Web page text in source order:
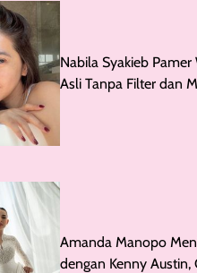
Nabila Syakieb Pamer
Asli Tanpa Filter dan
Amanda Manopo
dengan Kenny Austin,